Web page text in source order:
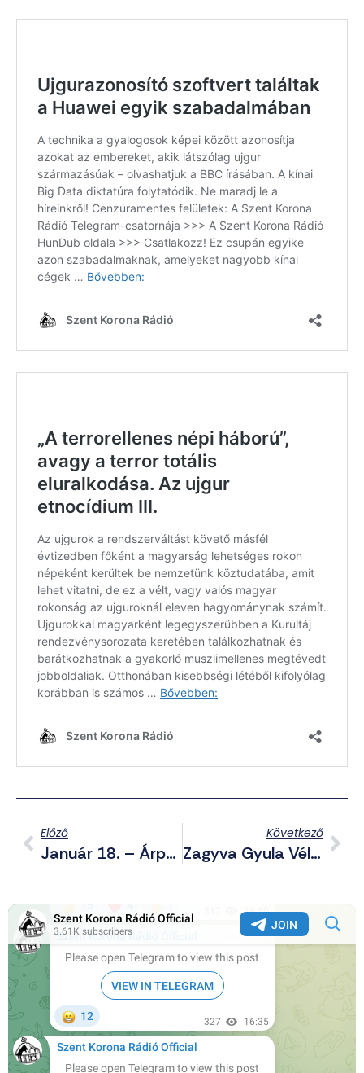
Előző
Január 18. – Árpádházi Szent Margit Ünnepnapja
Következő
Zagyva Gyula Véleménye Nem Volt Polkorrekt A Partizánban